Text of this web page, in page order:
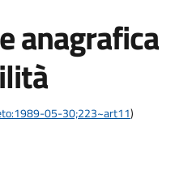
anagrafica
05-30;223~art11)